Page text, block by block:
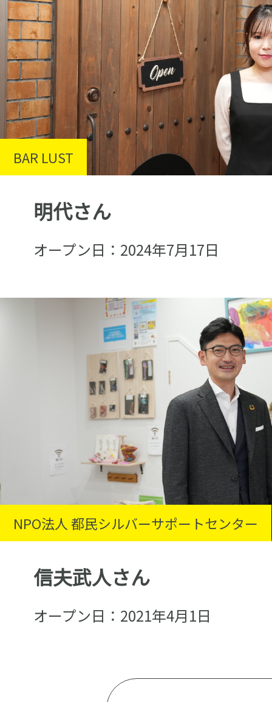
BAR LUST
明代さん
オープン日：2024年7月17日
NPO法人 都民シルバーサポートセンター
信夫武人さん
オープン日：2021年4月1日